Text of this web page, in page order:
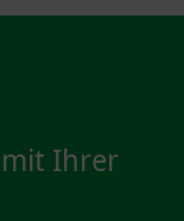
Ihrer